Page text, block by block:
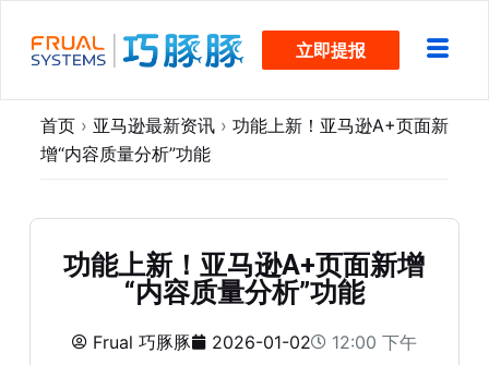
过
立即提报
首页 › 亚马逊最新资讯 › 功能上新！亚马逊A+页面新
增“内容质量分析”功能
功能上新！亚马逊A+页面新增
“内容质量分析”功能
Frual 巧豚豚 2026-01-02 12:00 下午